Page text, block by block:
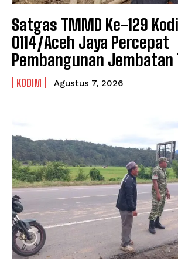
Satgas TMMD Ke-129
0114/Aceh Jaya Percepat
Pembangunan
KODIM Agustus 7, 2026